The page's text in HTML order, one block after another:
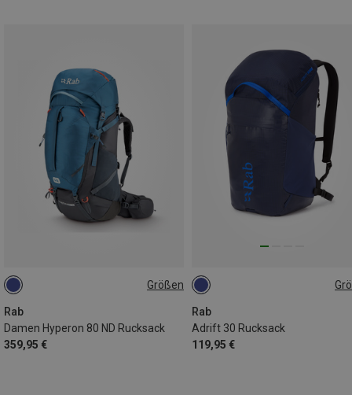
Größen
Rab
Damen Hyperon 80 ND Rucksack
359,95 €
80L | S-M
Rab
Adrift 30 Rucksack
119,95 €
30L